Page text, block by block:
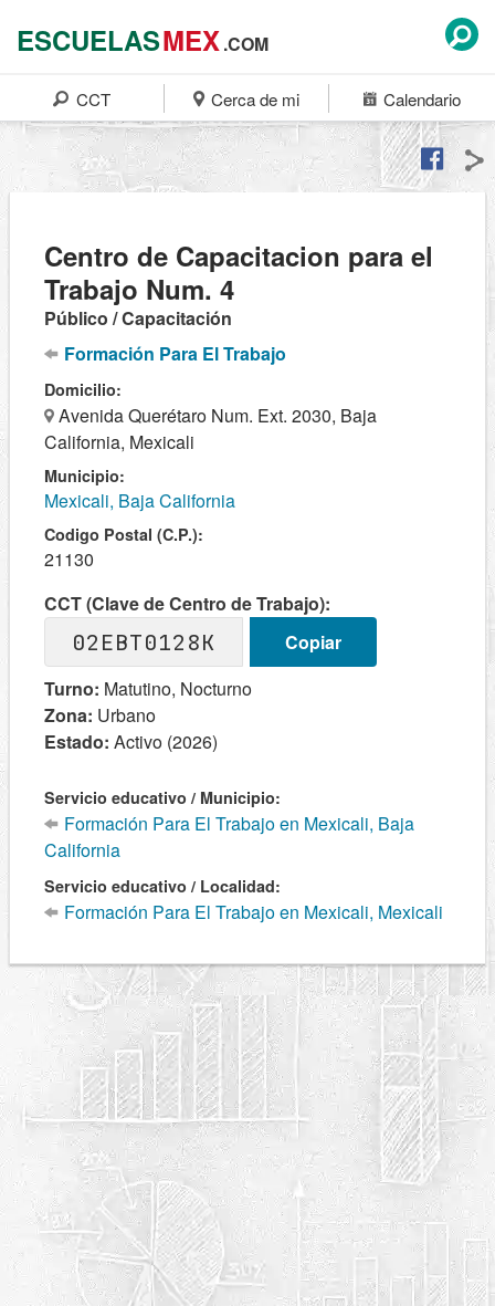
ESCUELASMEX.COM
CCT Cerca de mi Calendario
Centro de Capacitacion para el
Trabajo Num. 4
Público / Capacitación
Formación Para El Trabajo
Domicilio:
Avenida Querétaro Num. Ext. 2030, Baja
California, Mexicali
Municipio:
Mexicali, Baja California
Codigo Postal (C.P.):
21130
CCT (Clave de Centro de Trabajo):
02EBT0128K
Copiar
Turno: Matutino, Nocturno
Zona: Urbano
Estado: Activo (2026)
Servicio educativo / Municipio:
Formación Para El Trabajo en Mexicali, Baja
California
Servicio educativo / Localidad:
Formación Para El Trabajo en Mexicali, Mexicali